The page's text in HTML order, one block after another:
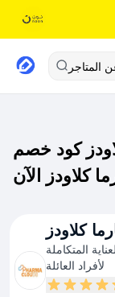
المتاجر
كود خصم
كلاودز
المتكاملة
لأفراد العائلة